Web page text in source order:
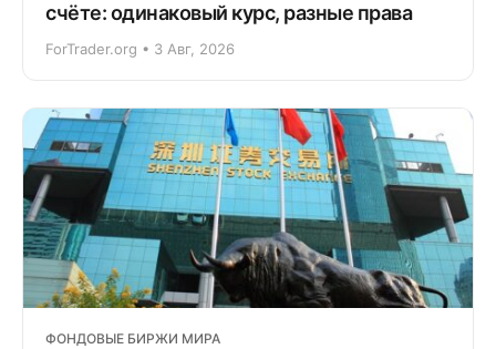
счёте: одинаковый курс, разные права
ForTrader.org • 3 Авг, 2026
ФОНДОВЫЕ БИРЖИ МИРА